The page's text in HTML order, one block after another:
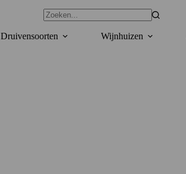
Druivensoorten Wijnhuizen